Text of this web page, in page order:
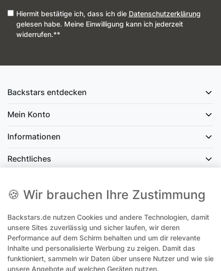
Hiermit bestätige ich, dass ich die Daten­schutz­erklärung
gelesen habe. Meine Einwilligung kann ich jederzeit
widerrufen.**
Backstars entdecken
Mein Konto
Informationen
Rechtliches
office@backstars.de
Wir antworten Ihnen schnellstmöglich. An Sonn- und Feiertagen kann
es evtl. zu Verzögerungen kommen.
07306 306239¹
🍪 Wir brauchen Ihre Zustimmung
Backstars.de nutzen Cookies und andere Technologien, damit
unsere Sites zuverlässig und sicher laufen, wir deren
Performance auf dem Schirm behalten und um dir relevante
Inhalte und personalisierte Werbung zu zeigen. Damit das
funktioniert, sammeln wir Daten über unsere Nutzer und wie sie
unsere Angebote auf welchen Geräten nutzen.